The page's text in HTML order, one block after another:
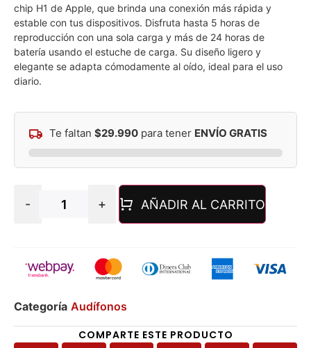
chip H1 de Apple, que brinda una conexión más rápida y
estable con tus dispositivos. Disfruta hasta 5 horas de
reproducción con una sola carga y más de 24 horas de
batería usando el estuche de carga. Su diseño ligero y
elegante se adapta cómodamente al oído, ideal para el uso
diario.
Te faltan $29.990 para tener ENVÍO GRATIS
- + AÑADIR AL CARRITO
Categoría Audífonos
COMPARTE ESTE PRODUCTO